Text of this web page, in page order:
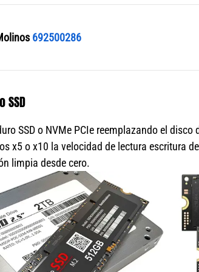
692500286
SSD o NVMe PCIe reemplazando el
x5 o x10 la velocidad de lectura escritura
limpia desde cero.